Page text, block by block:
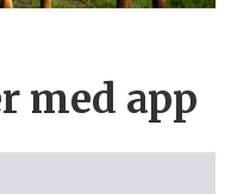
med app